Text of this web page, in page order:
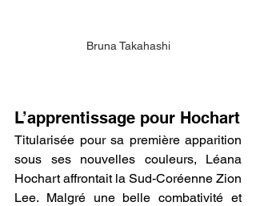
Bruna Takahashi
L’apprentissage pour Hochart
Titularisée pour sa première apparition
sous ses nouvelles couleurs, Léana
Hochart affrontait la Sud-Coréenne Zion
Lee. Malgré une belle combativité et